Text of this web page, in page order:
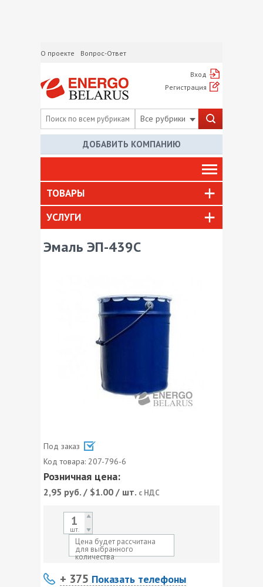
О проекте Вопрос-Ответ
Вход
Регистрация
Все рубрики
ДОБАВИТЬ КОМПАНИЮ
ТОВАРЫ
УСЛУГИ
Эмаль ЭП-439С
Под заказ
Код товара: 207-796-6
Розничная цена:
2,95 руб. / $1.00 / шт. с НДС
шт.
Цена будет рассчитана
для выбранного
количества
+ 375 Показать телефоны